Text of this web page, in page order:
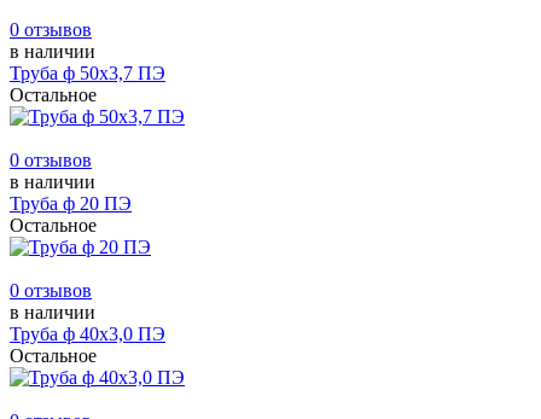
0 отзывов
в наличии
Труба ф 50х3,7 ПЭ
Остальное
0 отзывов
в наличии
Труба ф 20 ПЭ
Остальное
0 отзывов
в наличии
Труба ф 40х3,0 ПЭ
Остальное